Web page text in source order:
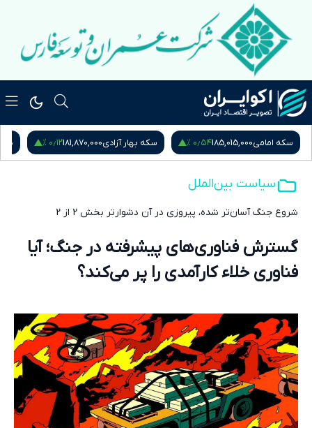
سکه بهار آزادی181,870,000۰٫۱۲ % نیم سکه95,000,000۰٫۵۳ % ربع
سیاست بین‌الملل
شروع جنگ آسان‌تر شده، پیروزی در آن دشوارتر بخش 2 از 2
گسترش فناوری‌های پیشرفته در جنگ؛ آیا
فناوری خلاء کارآمدی را پر می‌کند؟